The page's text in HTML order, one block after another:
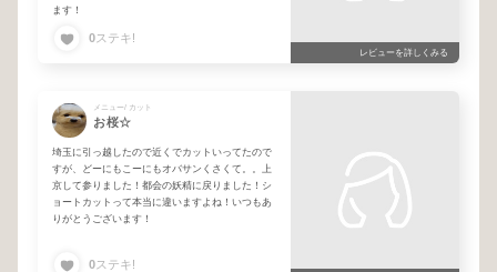
ます！
0ステキ!
レビューを詳しくみる
メニュー/ カット
お桜☆
埼玉に引っ越したので近くでカットいってたので
すが、どーにもこーにもオバサンくさくて。。上
京して参りました！都会の妖精に戻りました！シ
ョートカットって本当に違いますよね！いつもあ
りがとうございます！
0ステキ!